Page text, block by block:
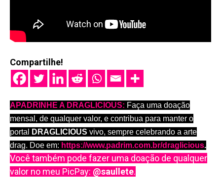
Compartilhe!
APADRINHE A DRAGLICIOUS: Faça uma doação
mensal, de qualquer valor, e contribua para manter o
portal
DRAGLICIOUS vivo, sempre celebrando a arte
drag. Doe em: https://www.padrim.com.br/draglicious.
Você também pode fazer uma doação de qualquer
valor no meu PicPay: @saullete.